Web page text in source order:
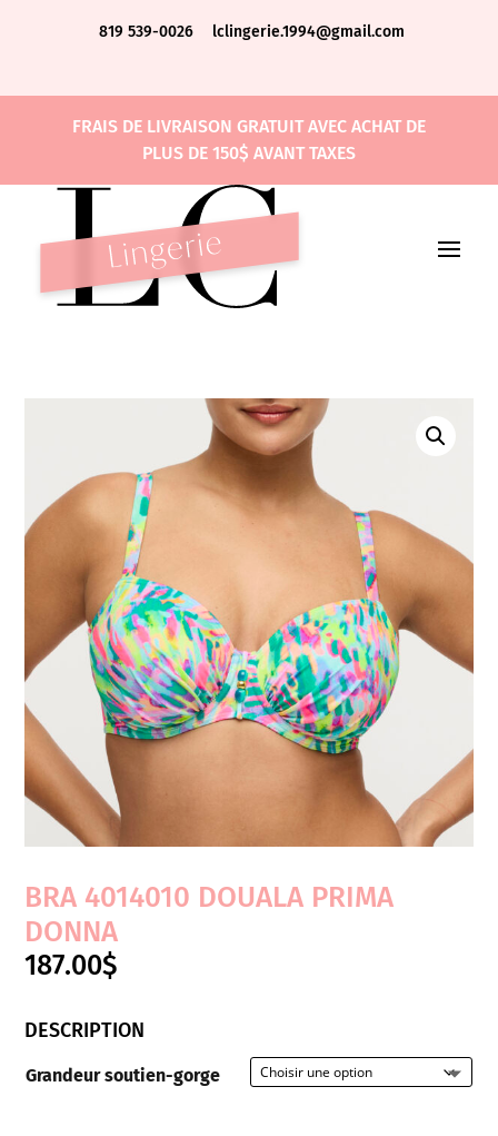
819 539-0026 lclingerie.1994@gmail.com
FRAIS DE LIVRAISON GRATUIT AVEC ACHAT DE
PLUS DE 150$ AVANT TAXES
BRA 4014010 DOUALA PRIMA
DONNA
187.00$
DESCRIPTION
Grandeur soutien-gorge